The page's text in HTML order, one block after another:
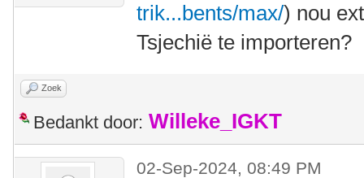
trik...bents/max/) nou
Tsjechië te importeren?
Zoek
Bedankt door: Willeke_IGKT
02-Sep-2024, 08:49 PM